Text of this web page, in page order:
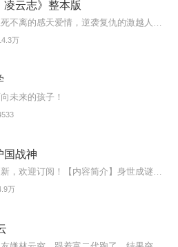
凌云志》整本版
万
未来的孩子！
国战神
万